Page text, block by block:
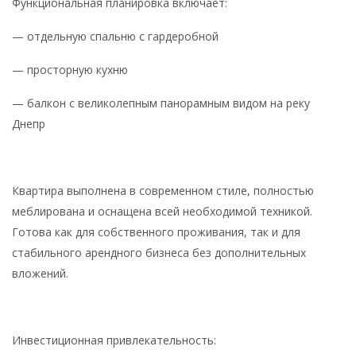
— отдельную спальню с гардеробной
— просторную кухню
— балкон с великолепным панорамным видом на реку
Днепр
Квартира выполнена в современном стиле, полностью
меблирована и оснащена всей необходимой техникой.
Готова как для собственного проживания, так и для
стабильного арендного бизнеса без дополнительных
вложений.
Инвестиционная привлекательность: